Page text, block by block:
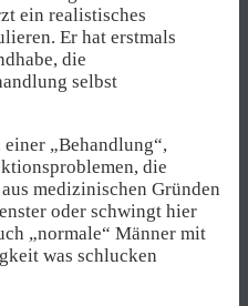
ein realistisches
Er hat erstmals
die
selbst
„Behandlung“,
die
medizinischen Gründen
oder schwingt hier
„normale“ Männer mit
was schlucken